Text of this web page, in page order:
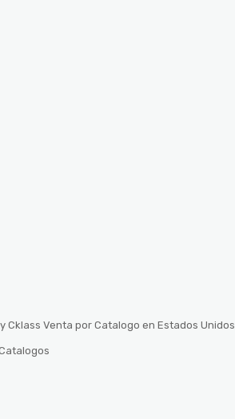
Cklass Venta por Catalogo en Estados Unidos